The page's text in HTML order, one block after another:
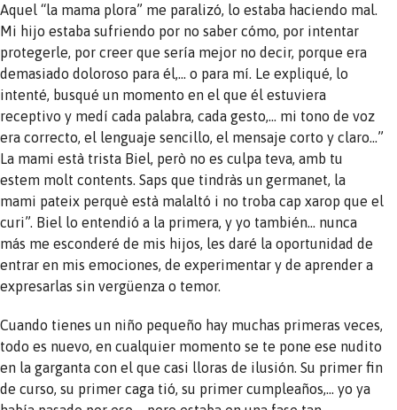
Aquel “la mama plora” me paralizó, lo estaba haciendo mal.
Mi hijo estaba sufriendo por no saber cómo, por intentar
protegerle, por creer que sería mejor no decir, porque era
demasiado doloroso para él,… o para mí. Le expliqué, lo
intenté, busqué un momento en el que él estuviera
receptivo y medí cada palabra, cada gesto,… mi tono de voz
era correcto, el lenguaje sencillo, el mensaje corto y claro…”
La mami està trista Biel, però no es culpa teva, amb tu
estem molt contents. Saps que tindràs un germanet, la
mami pateix perquè està malaltó i no troba cap xarop que el
curi”. Biel lo entendió a la primera, y yo también… nunca
más me esconderé de mis hijos, les daré la oportunidad de
entrar en mis emociones, de experimentar y de aprender a
expresarlas sin vergüenza o temor.
Cuando tienes un niño pequeño hay muchas primeras veces,
todo es nuevo, en cualquier momento se te pone ese nudito
en la garganta con el que casi lloras de ilusión. Su primer fin
de curso, su primer caga tió, su primer cumpleaños,… yo ya